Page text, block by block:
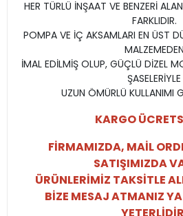
HER TÜRLÜ İNŞAAT VE BENZERİ
FARKLIDIR.
POMPA VE İÇ AKSAMLARI EN ÜST
MALZEMEDEN
İMAL EDİLMİŞ OLUP, GÜÇLÜ DİZEL
ŞASELERİYLE
UZUN ÖMÜRLÜ KULLANIMI
KARGO
FİRMAMIZDA, MAİL
SATIŞIMIZDA
ÜRÜNLERİMİZ TAKSİTLE
BİZE MESAJ ATMANIZ